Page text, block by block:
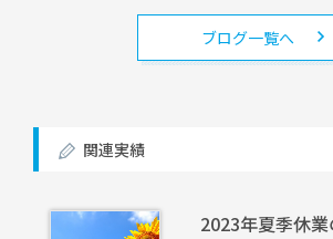
ブログ一覧へ
関連実績
2023年夏季休